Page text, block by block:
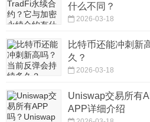
什么不同？
2026-03-18
比特币还能冲刺新
久？
2026-03-18
Uniswap交易所有
APP详细介绍